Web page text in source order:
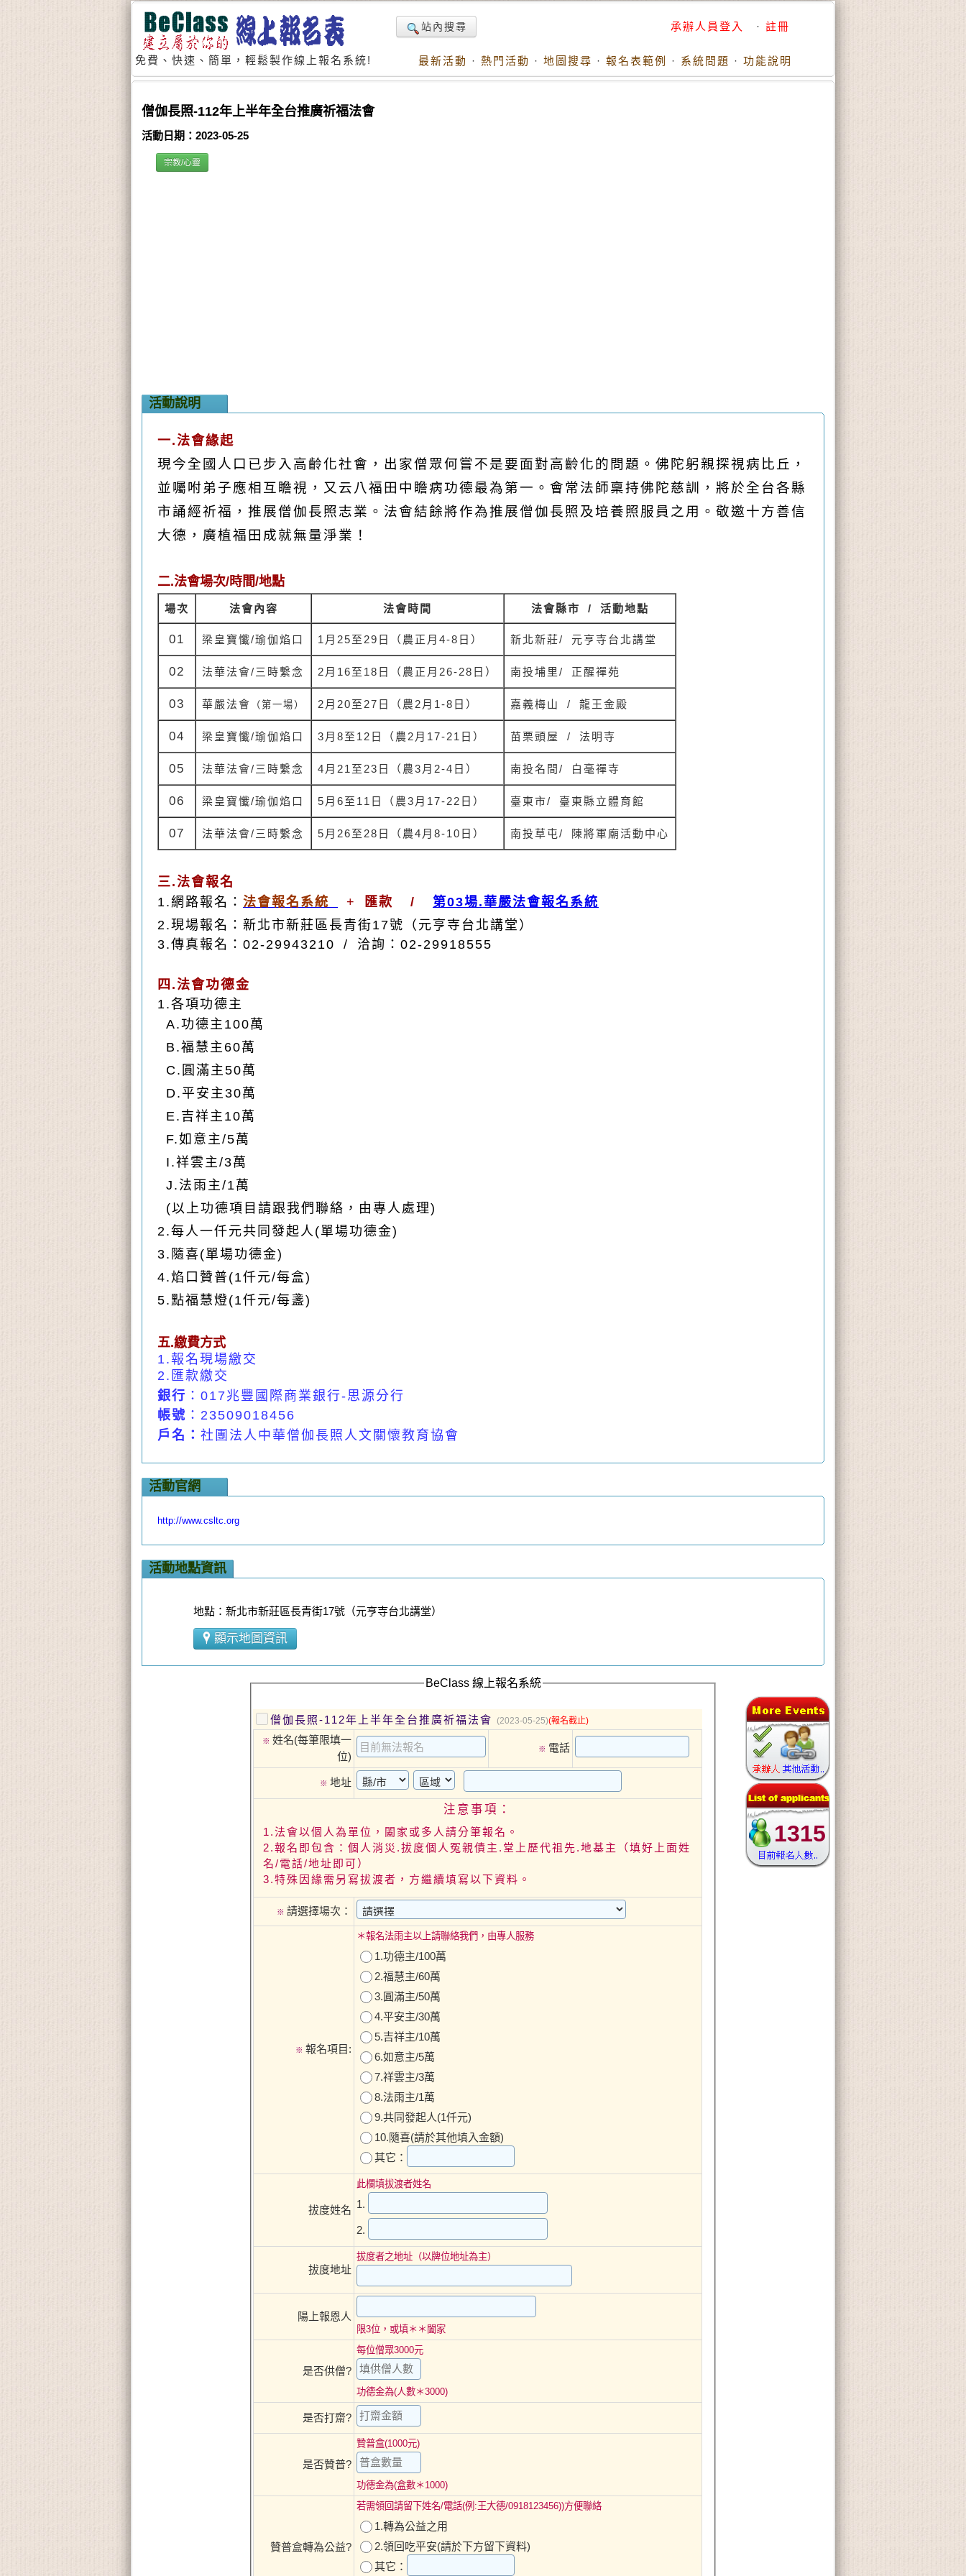
免費、快速、簡單，輕鬆製作線上報名系統!
站內搜尋 承辦人員登入 · 註冊
最新活動 · 熱門活動 · 地圖搜尋 · 報名表範例 · 系統問題 · 功能說明
僧伽長照-112年上半年全台推廣祈福法會
活動日期：2023-05-25
宗教/心靈
活動說明
一.法會緣起
現今全國人口已步入高齡化社會，出家僧眾何嘗不是要面對高齡化的問題。佛陀躬親探視病比丘，
並囑咐弟子應相 互 瞻視 ，又云八福田中瞻病功德最為第一。會常法師稟持佛陀慈訓，將於全台各縣
市誦經祈福，推展僧伽長照志業。法會結餘將作為推展僧伽長照及培養照服員之用。敬邀十方善信
大德，廣植福田成就無量淨業！
二.法會場次/時間/地點
場次 法會內容 法會時間 法會縣市 / 活動地點
01 梁皇寶懺/瑜伽焰口 1 月 25至 29 日（農正月 4-8 日） 新北新莊/ 元亨寺台北講堂
02 法華法會/三時繫念 2 月 16至 18 日（農正月 26-28 日） 南投埔里/ 正醒禪苑
03 華嚴法會 （第一場） 2 月 20至 27 日（農2 月 1-8 日） 嘉義梅山 / 龍王金殿
04 梁皇寶懺/瑜伽焰口 3 月 8至 12 日（農2 月 17-21 日） 苗栗頭屋 / 法明寺
05 法華法會/三時繫念 4 月 21 至 23 日（農3 月 2-4 日） 南投名間 / 白毫禪寺
06 梁皇寶懺/瑜伽焰口 5 月 6至 11 日（農3 月 17-22 日） 臺東市/ 臺東縣立體育館
07 法華法會/三時繫念 5 月 26至 28 日（農4 月 8-10 日） 南投草屯/ 陳將軍廟活動中心
三.法會報名
1.網路報名： 法會報名系統 + 匯款 / 第03場.華嚴法會報名系統
2.現場報名 ：新北市新莊區長青街17號 （ 元亨寺台北講堂 ）
3.傳真報名： 02-29943210 / 洽詢 ：02-29918555
四.法會功德金
1.各項功德主
A.功德主100萬
B.福慧主60萬
C.圓滿主50萬
D.平安主30萬
E.吉祥主10萬
F.如意主/5萬
I.祥雲主/3萬
J.法雨主/1萬
(以上功德項目請跟我們聯絡，由專人處理)
2.每人一仟元共同發起人(單場功德金)
3.隨喜(單場功德金)
4.焰口贊普(1仟元/每盒)
5. 點福慧燈(1仟元/每盞)
五.繳費方式
1.報名現場繳交
2.匯款繳交
銀行 ：017 兆豐國際商業銀行-思源分行
帳號 ：23509018456
戶名： 社團法人中華僧伽長照人文關懷教育協會
活動官網
http://www.csltc.org
活動地點資訊
地點：新北市新莊區長青街17號（元亨寺台北講堂）
顯示地圖資訊
1315
BeClass 線上報名系統
僧伽長照-112年上半年全台推廣祈福法會 (2023-05-25)(報名截止)
※ 姓名(每筆限填一
位)
※ 電話
※ 地址
注意事項：
1.法會以個人為單位，闔家或多人請分筆報名。
2.報名即包含：個人消災.拔度個人冤親債主.堂上歷代祖先.地基主（填好上面姓
名/電話/地址即可）
3.特殊因緣需另寫拔渡者，方繼續填寫以下資料。
※ 請選擇場次：
※ 報名項目:
＊報名法雨主以上請聯絡我們，由專人服務
1.功德主/100萬
2.福慧主/60萬
3.圓滿主/50萬
4.平安主/30萬
5.吉祥主/10萬
6.如意主/5萬
7.祥雲主/3萬
8.法雨主/1萬
9.共同發起人(1仟元)
10.隨喜(請於其他填入金額)
其它：
拔度姓名
此欄填拔渡者姓名
1.
2.
拔度地址
拔度者之地址（以牌位地址為主）
陽上報恩人
限3位，或填＊＊闔家
是否供僧?
每位僧眾3000元
功德金為(人數＊3000)
是否打齋?
是否贊普?
贊普盒(1000元)
功德金為(盒數＊1000)
贊普盒轉為公益?
若需領回請留下姓名/電話(例:王大德/0918123456))方便聯絡
1.轉為公益之用
2.領回吃平安(請於下方留下資料)
其它：